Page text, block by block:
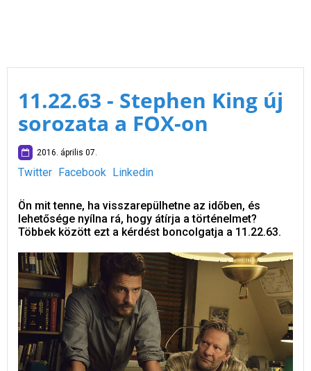
11.22.63 - Stephen King új
sorozata a FOX-on
2016. április 07.
Twitter Facebook Linkedin
Ön mit tenne, ha visszarepülhetne az időben, és
lehetősége nyílna rá, hogy átírja a történelmet?
Többek között ezt a kérdést boncolgatja a 11.22.63.